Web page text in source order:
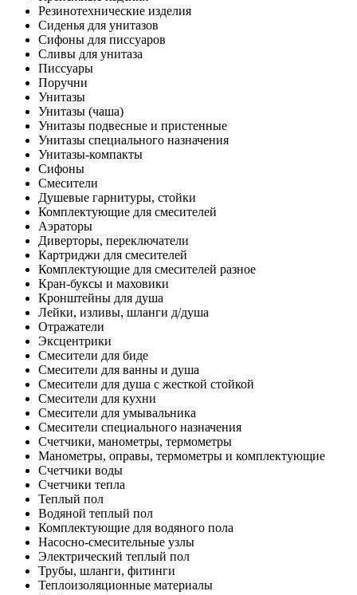
Резинотехнические изделия
Сиденья для унитазов
Сифоны для писсуаров
Сливы для унитаза
Писсуары
Поручни
Унитазы
Унитазы (чаша)
Унитазы подвесные и пристенные
Унитазы специального назначения
Унитазы-компакты
Сифоны
Смесители
Душевые гарнитуры, стойки
Комплектующие для смесителей
Аэраторы
Диверторы, переключатели
Картриджи для смесителей
Комплектующие для смесителей разное
Кран-буксы и маховики
Кронштейны для душа
Лейки, изливы, шланги д/душа
Отражатели
Эксцентрики
Смесители для биде
Смесители для ванны и душа
Смесители для душа с жесткой стойкой
Смесители для кухни
Смесители для умывальника
Смесители специального назначения
Счетчики, манометры, термометры
Манометры, оправы, термометры и комплектующие
Счетчики воды
Счетчики тепла
Теплый пол
Водяной теплый пол
Комплектующие для водяного пола
Насосно-смесительные узлы
Электрический теплый пол
Трубы, шланги, фитинги
Теплоизоляционные материалы